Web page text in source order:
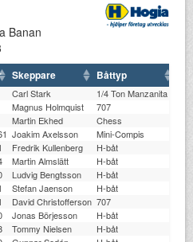
Banan
Skeppare Båttyp
Carl Stark 1/4 Ton Manzanita
Magnus Holmquist 707
Martin Ekhed Chess
Joakim Axelsson Mini-Compis
Fredrik Kullenberg H-båt
Martin Almslätt H-båt
Ludvig Bengtsson H-båt
Stefan Jaenson H-båt
David Christofferson 707
Jonas Börjesson H-båt
Tommy Nielsen H-båt